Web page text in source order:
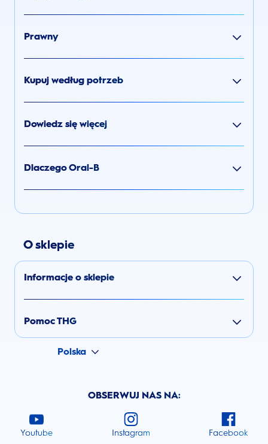
Prawny
Kupuj według potrzeb
Dowiedz się więcej
Dlaczego Oral-B
O sklepie
Informacje o sklepie
Pomoc THG
Polska
OBSERWUJ NAS NA:
Youtube Instagram Facebook